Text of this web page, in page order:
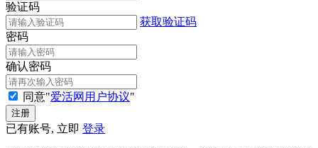
验证码
获取验证码
密码
确认密码
同意"爱活网用户协议"
已有账号, 立即 登录